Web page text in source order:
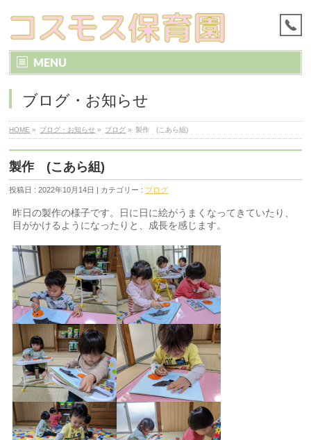
MENU
ブログ・お知らせ
HOME » ブログ・お知らせ » ブログ » 製作 (こあら組)
製作 (こあら組)
投稿日 : 2022年10月14日 | カテゴリー : ブログ
昨日の製作の様子です。日に日に絵がうまくなってきていたり、
目がかけるようになったりと、成長を感じます。